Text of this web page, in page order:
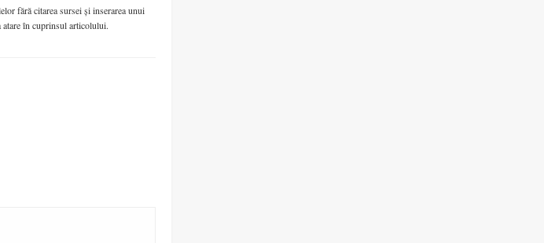
fără citarea sursei și inserarea unui
în cuprinsul articolului.